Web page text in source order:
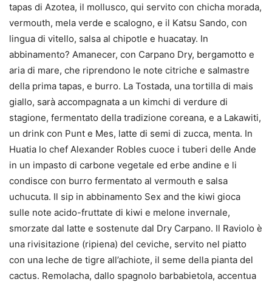
tapas di Azotea, il mollusco, qui servito con chicha morada,
vermouth, mela verde e scalogno, e il Katsu Sando, con
lingua di vitello, salsa al chipotle e huacatay. In
abbinamento? Amanecer, con Carpano Dry, bergamotto e
aria di mare, che riprendono le note citriche e salmastre
della prima tapas, e burro. La Tostada, una tortilla di mais
giallo, sarà accompagnata a un kimchi di verdure di
stagione, fermentato della tradizione coreana, e a Lakawiti,
un drink con Punt e Mes, latte di semi di zucca, menta. In
Huatia lo chef Alexander Robles cuoce i tuberi delle Ande
in un impasto di carbone vegetale ed erbe andine e li
condisce con burro fermentato al vermouth e salsa
uchucuta. Il sip in abbinamento Sex and the kiwi gioca
sulle note acido-fruttate di kiwi e melone invernale,
smorzate dal latte e sostenute dal Dry Carpano. Il Raviolo è
una rivisitazione (ripiena) del ceviche, servito nel piatto
con una leche de tigre all’achiote, il seme della pianta del
cactus. Remolacha, dallo spagnolo barbabietola, accentua